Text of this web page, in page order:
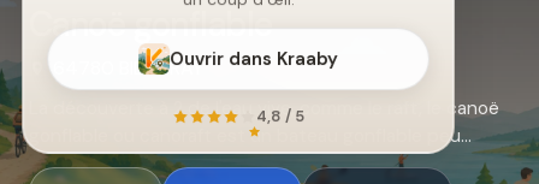
Canoë gonflable
Tarifs, infos pratiques et localisation : tout en
Canoë gonflable
64780 BIDARRAY
La découverte à 2 de l'eau vive, comme le raft, le canoë
gonflable ou canoraft est un bateau gonflable peu
fragile, conçu pour la descente en eau vive.